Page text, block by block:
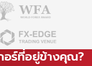
อร์ที่อยู่ข้างคุณ?